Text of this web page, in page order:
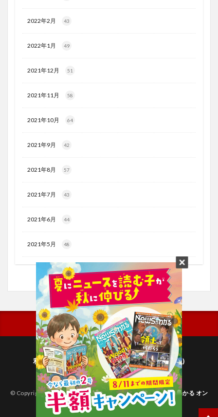
2022年2月 43
2022年1月 49
2021年12月 51
2021年11月 58
2021年10月 64
2021年9月 42
2021年8月 57
2021年7月 43
2021年6月 44
2021年5月 48
利用規約
プライバシーポリシー(毎日新聞出版)
個人情報について(毎日新聞社)
© Copyright 2026子どものためのニュース雑誌「ニュースがわかる オン
ライン」.